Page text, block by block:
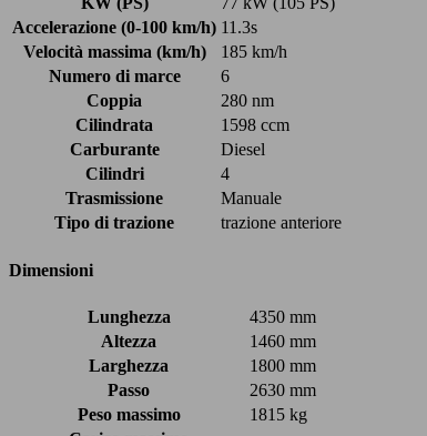
Accelerazione (0-100 km/h) 11.3s
Velocità massima (km/h)
185 km/h
Numero di marce
6
Coppia
280 nm
Cilindrata
1598 ccm
Carburante
Diesel
Cilindri
4
Trasmissione
Manuale
Tipo di trazione
trazione anteriore
Dimensioni
Lunghezza
4350 mm
Altezza
1460 mm
Larghezza
1800 mm
Passo
2630 mm
Peso massimo
1815 kg